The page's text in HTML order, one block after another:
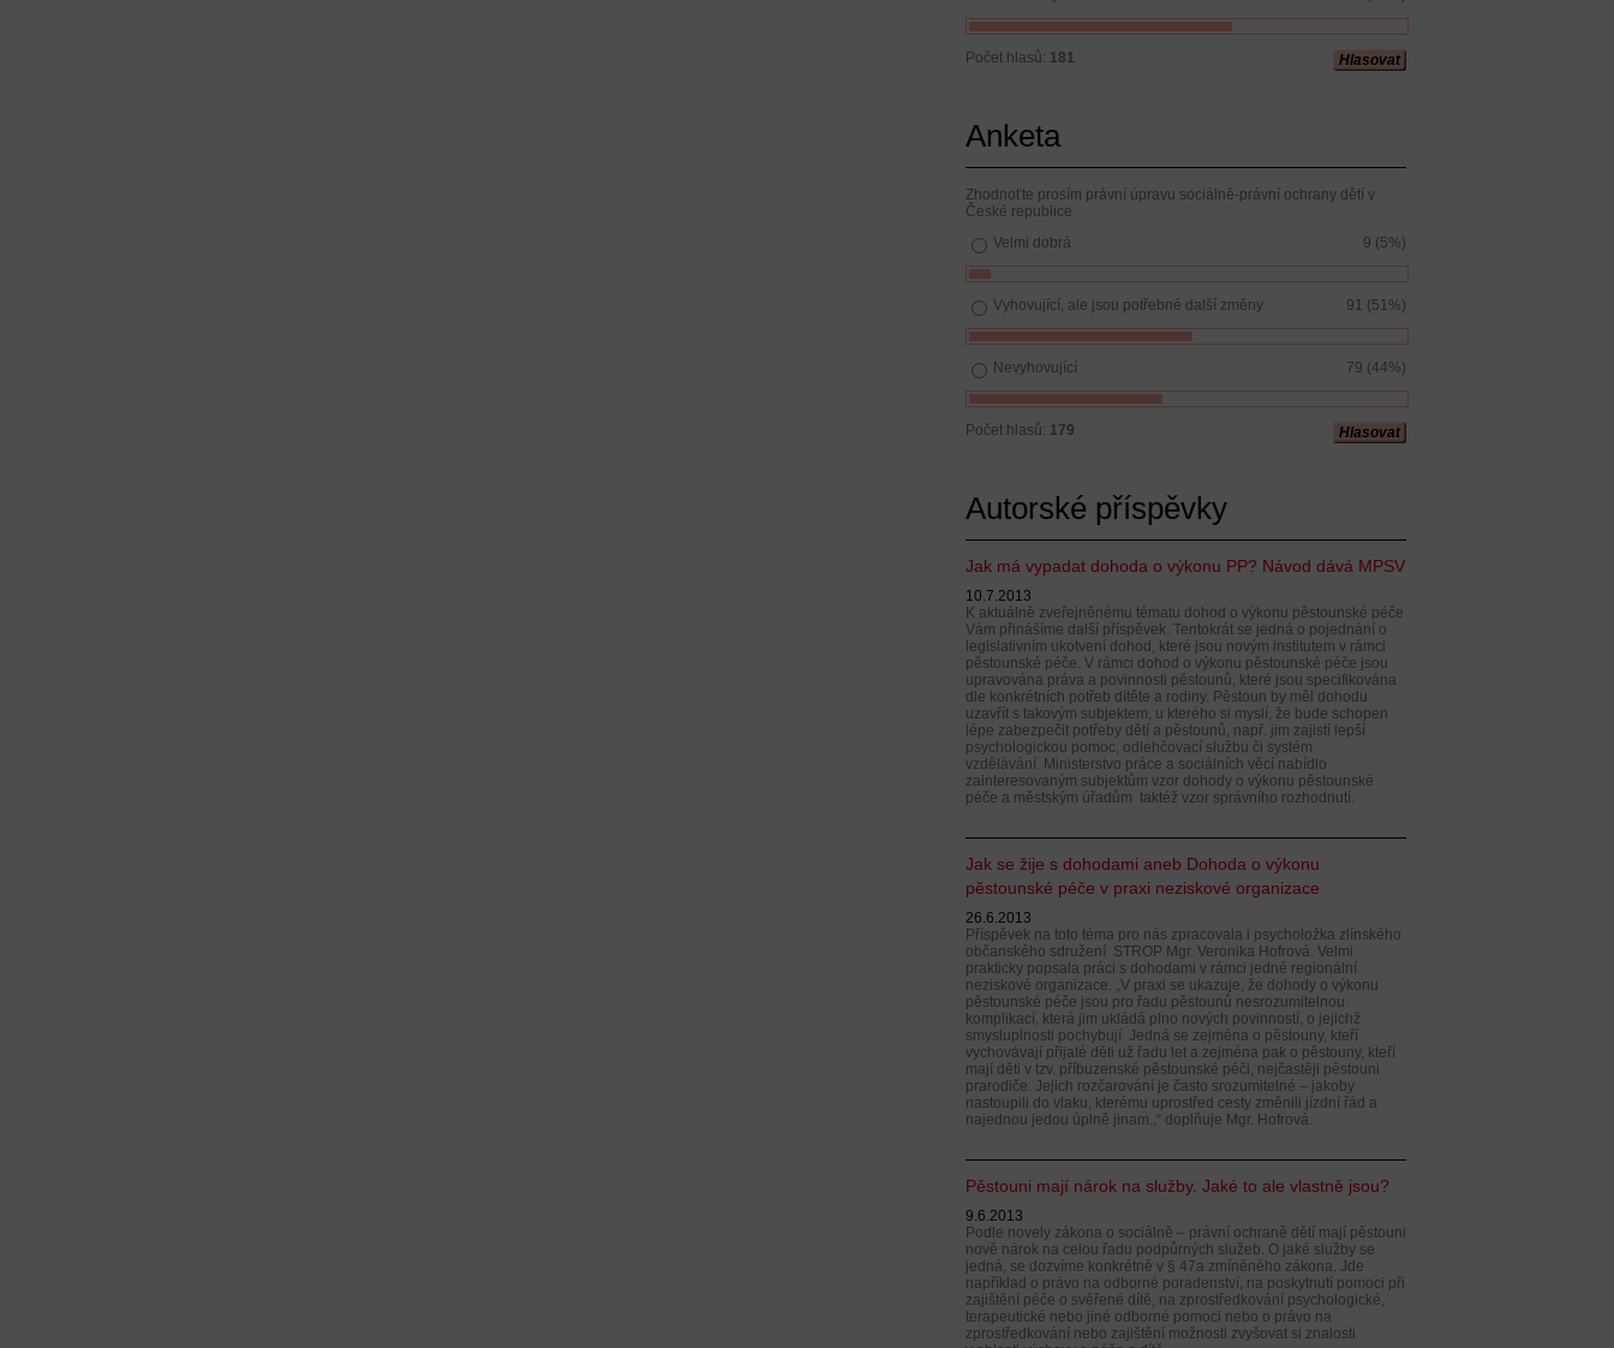
Počet hlasů: 181 Hlasovat
Anketa
Zhodnoťte prosím právní úpravu sociálně-právní ochrany dětí v
České republice
Velmi dobrá
9 (5%)
Vyhovující, ale jsou potřebné další změny 91 (51%)
Nevyhovující 79 (44%)
Počet hlasů: 179 Hlasovat
Autorské příspěvky
Jak má vypadat dohoda o výkonu PP? Návod dává MPSV
10.7.2013
K aktuálně zveřejněnému tématu dohod o výkonu pěstounské péče
Vám přinášíme další příspěvek. Tentokrát se jedná o pojednání o
legislativním ukotvení dohod, které jsou novým institutem v rámci
pěstounské péče. V rámci dohod o výkonu pěstounské péče jsou
upravována práva a povinnosti pěstounů, které jsou specifikována
dle konkrétních potřeb dítěte a rodiny. Pěstoun by měl dohodu
uzavřít s takovým subjektem, u kterého si myslí, že bude schopen
lépe zabezpečit potřeby dětí a pěstounů, např. jim zajistí lepší
psychologickou pomoc, odlehčovací službu či systém
vzdělávání. Ministerstvo práce a sociálních věcí nabídlo
zainteresovaným subjektům vzor dohody o výkonu pěstounské
péče a městským úřadům taktéž vzor správního rozhodnutí.
Jak se žije s dohodami aneb Dohoda o výkonu
pěstounské péče v praxi neziskové organizace
26.6.2013
Příspěvek na toto téma pro nás zpracovala i psycholožka zlínského
občanského sdružení STROP Mgr. Veronika Hofrová. Velmi
prakticky popsala práci s dohodami v rámci jedné regionální
neziskové organizace. „V praxi se ukazuje, že dohody o výkonu
pěstounské péče jsou pro řadu pěstounů nesrozumitelnou
komplikací, která jim ukládá plno nových povinností, o jejichž
smysluplnosti pochybují. Jedná se zejména o pěstouny, kteří
vychovávají přijaté děti už řadu let a zejména pak o pěstouny, kteří
mají děti v tzv. příbuzenské pěstounské péči, nejčastěji pěstouni
prarodiče. Jejich rozčarování je často srozumitelné – jakoby
nastoupili do vlaku, kterému uprostřed cesty změnili jízdní řád a
najednou jedou úplně jinam.,“ doplňuje Mgr. Hofrová.
Pěstouni mají nárok na služby. Jaké to ale vlastně jsou?
9.6.2013
Podle novely zákona o sociálně – právní ochraně dětí mají pěstouni
nově nárok na celou řadu podpůrných služeb. O jaké služby se
jedná, se dozvíme konkrétně v § 47a zmíněného zákona. Jde
například o právo na odborné poradenství, na poskytnutí pomoci při
zajištění péče o svěřené dítě, na zprostředkování psychologické,
terapeutické nebo jiné odborné pomoci nebo o právo na
zprostředkování nebo zajištění možnosti zvyšovat si znalosti